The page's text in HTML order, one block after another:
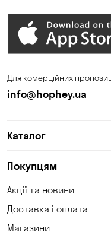
Дніпро
Кам'яні Потоки
Котівка
Кошари
Для комерційних
info@hophey.ua
Каталог
Покупцям
Акції та новини
Доставка і оплата
Магазини